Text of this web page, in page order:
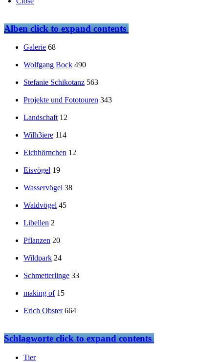
Albenclick to expand contents
Galerie 68
Wolfgang Bock 490
Stefanie Schikotanz 563
Projekte und Fototouren 343
Landschaft 12
Wilh3iere 114
Eichhörnchen 12
Eisvögel 19
Wasservögel 38
Waldvögel 45
Libellen 2
Pflanzen 20
Wildpark 24
Schmetterlinge 33
making of 15
Erich Obster 664
Schlagworteclick to expand contents
Tier